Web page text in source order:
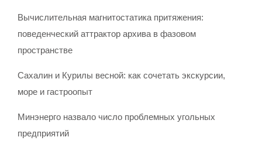
Вычислительная магнитостатика притяжения:
поведенческий аттрактор архива в фазовом
пространстве
Сахалин и Курилы весной: как сочетать экскурсии,
море и гастроопыт
Минэнерго назвало число проблемных угольных
предприятий